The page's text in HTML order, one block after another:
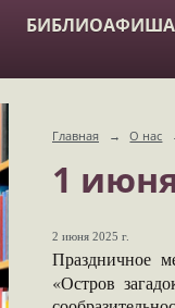
БИБЛИОАФИША
Главная → О нас
1
2 июня 2025 г.
Праздничное
«Остров